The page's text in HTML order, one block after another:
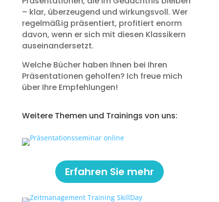
– klar, überzeugend und wirkungsvoll. Wer
regelmäßig präsentiert, profitiert enorm
davon, wenn er sich mit diesen Klassikern
auseinandersetzt.
Welche Bücher haben Ihnen bei Ihren
Präsentationen geholfen? Ich freue mich
über Ihre Empfehlungen!
Weitere Themen und Trainings von uns:
Erfahren Sie mehr